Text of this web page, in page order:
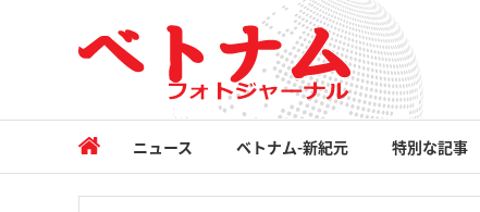
ニュース ベトナム-新紀元 特別な記事